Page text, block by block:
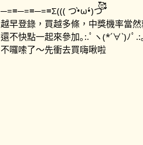
─=≡─=≡─=≡Σ((( つ•̀ω•́)つ
越早登錄，買越多條，中獎機率當
還不快點一起來參加｡:.ﾟヽ(*´∀`)ﾉﾟ.:｡
不囉嗦了～先衝去買嗨啾啦